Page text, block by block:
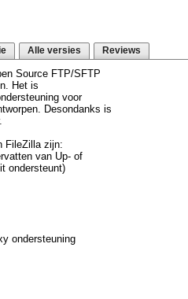
Alle versies Reviews
Source FTP/SFTP
Het is
voor
Desondanks is
FileZilla zijn:
van Up- of
ondersteunt)
ondersteuning